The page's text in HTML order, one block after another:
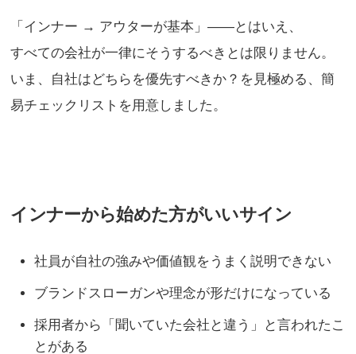
「インナー → アウターが基本」――とはいえ、
すべての会社が一律にそうするべきとは限りません。
いま、自社はどちらを優先すべきか？を見極める、簡
易チェックリストを用意しました。
インナーから始めた方がいいサイン
社員が自社の強みや価値観をうまく説明できない
ブランドスローガンや理念が形だけになっている
採用者から「聞いていた会社と違う」と言われたこ
とがある